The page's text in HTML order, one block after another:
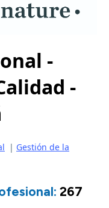
-
-
| Gestión de la
267